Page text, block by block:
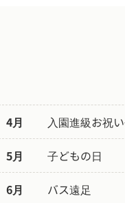
4月 入園進級お祝
5月 子どもの日
6月 バス遠足